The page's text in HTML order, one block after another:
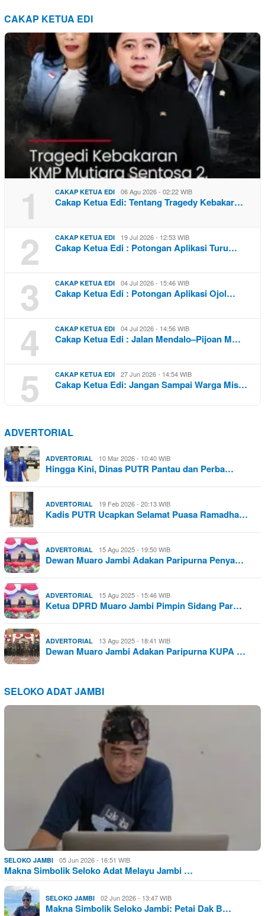
CAKAP KETUA EDI
1 CAKAP KETUA EDI 06 Agu 2026 - 02:22 WIB
Cakap Ketua Edi: Tentang Tragedy Kebakar…
2 CAKAP KETUA EDI 19 Jul 2026 - 12:53 WIB
Cakap Ketua Edi : Potongan Aplikasi Turu…
3 CAKAP KETUA EDI 04 Jul 2026 - 15:46 WIB
Cakap Ketua Edi : Potongan Aplikasi Ojol…
4 CAKAP KETUA EDI 04 Jul 2026 - 14:56 WIB
Cakap Ketua Edi : Jalan Mendalo–Pijoan M…
5 CAKAP KETUA EDI 27 Jun 2026 - 14:54 WIB
Cakap Ketua Edi: Jangan Sampai Warga Mis…
ADVERTORIAL
ADVERTORIAL 10 Mar 2026 - 10:40 WIB
Hingga Kini, Dinas PUTR Pantau dan Perba…
ADVERTORIAL 19 Feb 2026 - 20:13 WIB
Kadis PUTR Ucapkan Selamat Puasa Ramadha…
ADVERTORIAL 15 Agu 2025 - 19:50 WIB
Dewan Muaro Jambi Adakan Paripurna Penya…
ADVERTORIAL 15 Agu 2025 - 15:46 WIB
Ketua DPRD Muaro Jambi Pimpin Sidang Par…
ADVERTORIAL 13 Agu 2025 - 18:41 WIB
Dewan Muaro Jambi Adakan Paripurna KUPA …
SELOKO ADAT JAMBI
SELOKO JAMBI 05 Jun 2026 - 16:51 WIB
Makna Simbolik Seloko Adat Melayu Jambi …
SELOKO JAMBI 02 Jun 2026 - 13:47 WIB
Makna Simbolik Seloko Jambi: Petai Dak B…